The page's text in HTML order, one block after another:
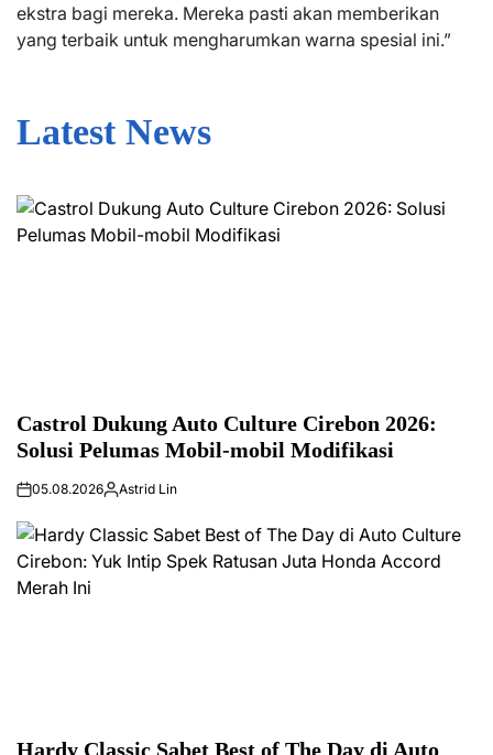
ekstra bagi mereka. Mereka pasti akan memberikan
yang terbaik untuk mengharumkan warna spesial ini.”
Latest News
Castrol Dukung Auto Culture Cirebon 2026:
Solusi Pelumas Mobil-mobil Modifikasi
05.08.2026 Astrid Lin
Hardy Classic Sabet Best of The Day di Auto